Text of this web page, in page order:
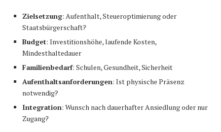
Zielsetzung: Aufenthalt, Steueroptimierung oder
Staatsbürgerschaft?
Budget: Investitionshöhe, laufende Kosten,
Mindesthaltedauer
Familienbedarf: Schulen, Gesundheit, Sicherheit
Aufenthaltsanforderungen: Ist physische Präsenz
notwendig?
Integration: Wunsch nach dauerhafter Ansiedlung oder nur
Zugang?